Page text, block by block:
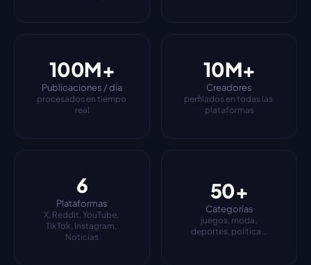
100M+
Publicaciones / día
procesados en tiempo
real
10M+
Creadores
perfilados en todas las
plataformas
6
Plataformas
X, Reddit, YouTube,
TikTok, Instagram,
Noticias
50+
Categorías
juegos, moda,
deportes, política...